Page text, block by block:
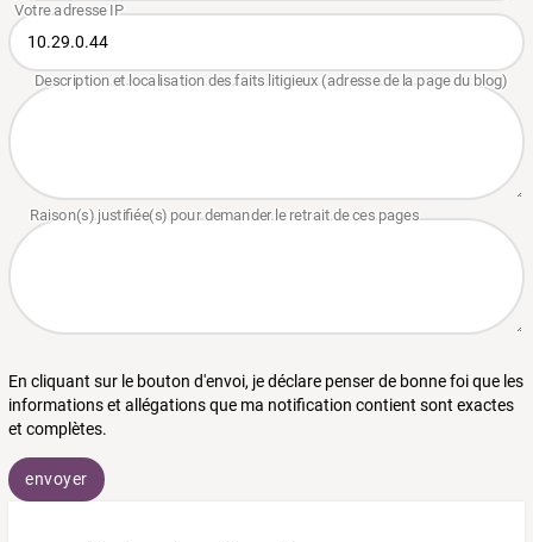
En cliquant sur le bouton d'envoi, je déclare penser de bonne foi que les
informations et allégations que ma notification contient sont exactes
et complètes.
envoyer